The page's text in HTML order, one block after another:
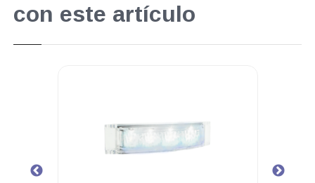
con este artículo